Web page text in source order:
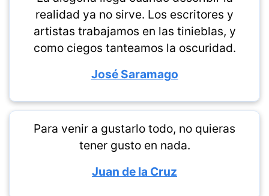
realidad ya no sirve. Los escritores y
artistas trabajamos en las tinieblas, y
como ciegos tanteamos la oscuridad.
José Saramago
Para venir a gustarlo todo, no quieras
tener gusto en nada.
Juan de la Cruz